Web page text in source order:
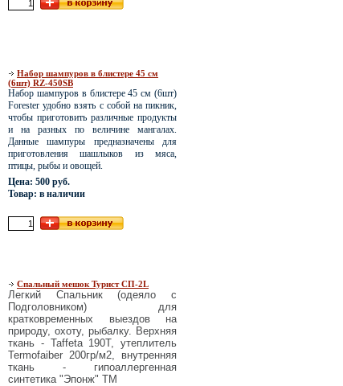
Набор шампуров в блистере 45 см
(6шт) RZ-450SB
Набор шампуров в блистере 45 см (6шт)
Forester удобно взять с собой на пикник,
чтобы приготовить различные продукты
и на разных по величине мангалах.
Данные шампуры предназначены для
приготовления шашлыков из мяса,
птицы, рыбы и овощей.
Цена: 500 руб.
Товар: в наличии
Спальный мешок Турист СП-2L
Легкий Спальник (одеяло с
Подголовником) для
кратковременных выездов на
природу, охоту, рыбалку. Верхняя
ткань - Taffeta 190T, утеплитель
Termofaiber 200гр/м2, внутренняя
ткань - гипоаллергенная
синтетика "Эпонж" TM